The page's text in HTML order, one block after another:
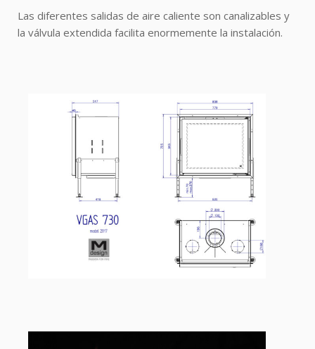
Las diferentes salidas de aire caliente son canalizables y
la válvula extendida facilita enormemente la instalación.